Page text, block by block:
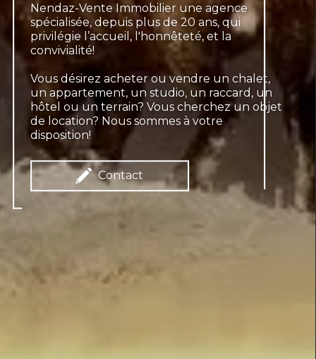
Nendaz-Vente Immobilier une agence
spécialisée, depuis plus de 20 ans, qui
privilégie l’accueil, l'honnêteté, et la
convivialité!
Vous désirez acheter ou vendre un chalet,
un appartement, un studio, un raccard, un
hôtel ou un terrain? Vous cherchez un objet
de location? Nous sommes à votre
disposition!
Contact